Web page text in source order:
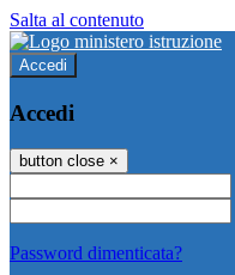
Salta al contenuto
Accedi
Accedi
button close ×
Password dimenticata?